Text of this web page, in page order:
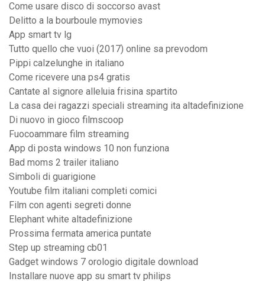
Come usare disco di soccorso avast
Delitto a la bourboule mymovies
App smart tv lg
Tutto quello che vuoi (2017) online sa prevodom
Pippi calzelunghe in italiano
Come ricevere una ps4 gratis
Cantate al signore alleluia frisina spartito
La casa dei ragazzi speciali streaming ita altadefinizione
Di nuovo in gioco filmscoop
Fuocoammare film streaming
App di posta windows 10 non funziona
Bad moms 2 trailer italiano
Simboli di guarigione
Youtube film italiani completi comici
Film con agenti segreti donne
Elephant white altadefinizione
Prossima fermata america puntate
Step up streaming cb01
Gadget windows 7 orologio digitale download
Installare nuove app su smart tv philips